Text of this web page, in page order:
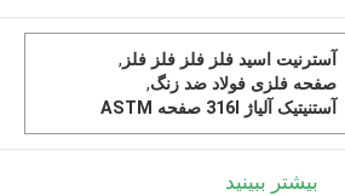
آسترنیت اسید فلز فلز فلز فلز ,
صفحه فلزی فولاد ضد زنگ,
آستنیتیک آلیاژ 316l صفحه ASTM
بیشتر ببینید